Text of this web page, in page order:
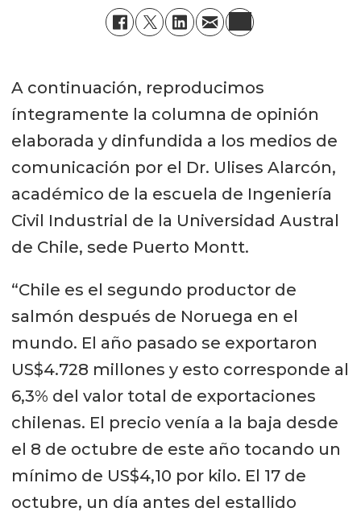
A continuación, reproducimos
íntegramente la columna de opinión
elaborada y dinfundida a los medios de
comunicación por el Dr. Ulises Alarcón,
académico de la escuela de Ingeniería
Civil Industrial de la Universidad Austral
de Chile, sede Puerto Montt.
“Chile es el segundo productor de
salmón después de Noruega en el
mundo. El año pasado se exportaron
US$4.728 millones y esto corresponde al
6,3% del valor total de exportaciones
chilenas. El precio venía a la baja desde
el 8 de octubre de este año tocando un
mínimo de US$4,10 por kilo. El 17 de
octubre, un día antes del estallido